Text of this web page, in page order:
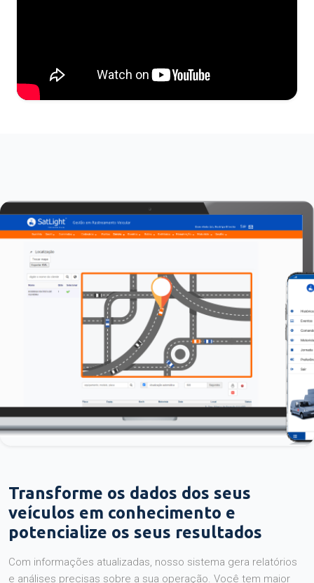
Transforme os dados dos seus
veículos em conhecimento e
potencialize os seus resultados
Com informações atualizadas, nosso sistema gera relatórios
e análises precisas sobre a sua operação. Você tem maior